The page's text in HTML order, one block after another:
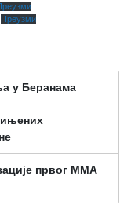
Преузми
у Беранама
првог ММА